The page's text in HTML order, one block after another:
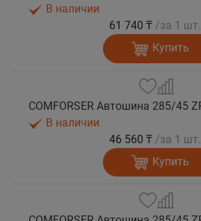
В наличии
61 740 ₸ /за 1 шт.
Купить
В наличии
46 560 ₸ /за 1 шт.
Купить